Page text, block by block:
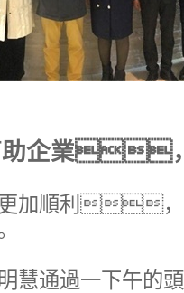
企業，
加順利，
通過一下午的